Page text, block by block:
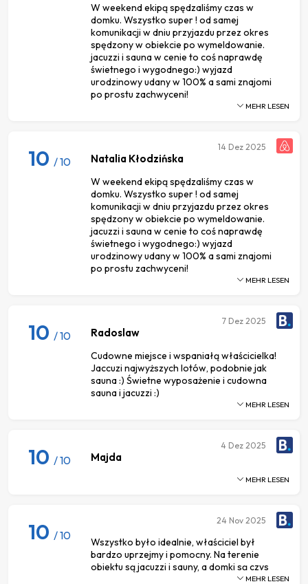
W weekend ekipą spędzaliśmy czas w
domku. Wszystko super ! od samej
komunikacji w dniu przyjazdu przez okres
spędzony w obiekcie po wymeldowanie.
jacuzzi i sauna w cenie to coś naprawdę
świetnego i wygodnego:) wyjazd
urodzinowy udany w 100% a sami znajomi
po prostu zachwyceni!
MEHR LESEN
10 / 10 Natalia Kłodzińska
W weekend ekipą spędzaliśmy czas w
domku. Wszystko super ! od samej
komunikacji w dniu przyjazdu przez okres
spędzony w obiekcie po wymeldowanie.
jacuzzi i sauna w cenie to coś naprawdę
świetnego i wygodnego:) wyjazd
urodzinowy udany w 100% a sami znajomi
po prostu zachwyceni!
14 Dez 2025
MEHR LESEN
10 / 10 Radoslaw
Cudowne miejsce i wspaniałą właścicielka!
Jaccuzi najwyższych lotów, podobnie jak
sauna :) Świetne wyposażenie i cudowna
sauna i jacuzzi :)
7 Dez 2025
MEHR LESEN
10 / 10 Majda
4 Dez 2025
MEHR LESEN
10 / 10
Wszystko było idealnie, właściciel był
bardzo uprzejmy i pomocny. Na terenie
obiektu są jacuzzi i sauny, a domki są czys
24 Nov 2025
MEHR LESEN